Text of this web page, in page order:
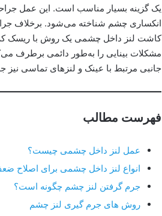
یک گزینه بسیار مناسب است. این عمل
انکساری چشم شناخته می‌شود. برخلاف
کاشت لنز داخل چشمی یک روش با ریسک کم
مشکلات بینایی را به‌طور دائمی برطرف
جانبی مرتبط با عینک و لنزهای تماسی نیز
فهرست مطالب
عمل لنز داخل چشمی چیست؟
انواع لنز داخل چشمی برای اصلاح
جرم گرفتن لنز چشم چگونه است؟
روش های جرم گیری لنز چشم